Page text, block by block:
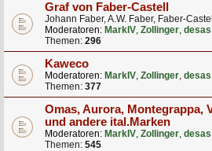
Graf von Faber-Castell
Johann Faber, A.W. Faber, Faber-Castell
Moderatoren: MarkIV, Zollinger, desas
Themen: 296
Kaweco
Moderatoren: MarkIV, Zollinger, desas
Themen: 377
Omas, Aurora, Montegrappa,
und andere ital.Marken
Moderatoren: MarkIV, Zollinger, desas
Themen: 545